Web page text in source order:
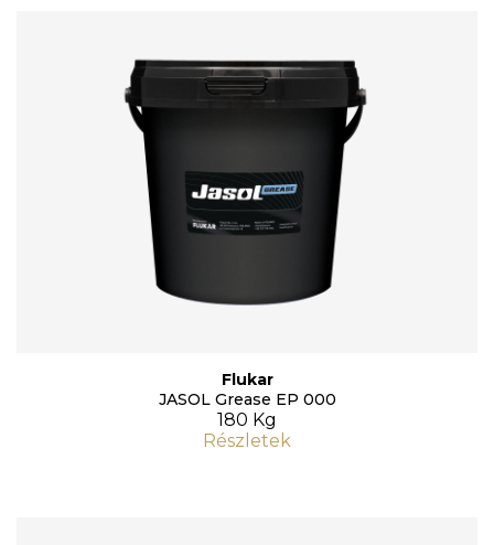
Flukar
JASOL Grease EP 000
180 Kg
Részletek